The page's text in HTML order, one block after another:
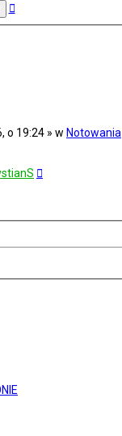
Wyszukiwanie
o 19:24 » w Notowania